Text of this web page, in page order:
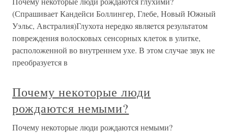
(Спрашивает Кандейси Боллингер, Глебе, Новый Южный
Уэльс, Австралия)Глухота нередко является результатом
повреждения волосковых сенсорных клеток в улитке,
расположенной во внутреннем ухе. В этом случае звук не
преобразуется в
Почему некоторые люди
рождаются немыми?
Почему некоторые люди рождаются немыми?